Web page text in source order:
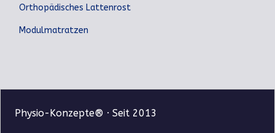
Orthopädisches Lattenrost
Modulmatratzen
Physio-Konzepte® · Seit 2013